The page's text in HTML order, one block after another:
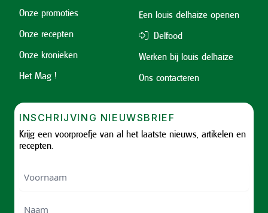
Onze promoties
Onze recepten
Onze kronieken
Het Mag !
Een louis delhaize openen
Delfood
Werken bij louis delhaize
Ons contacteren
INSCHRIJVING NIEUWSBRIEF
Krijg een voorproefje van al het laatste nieuws, artikelen en
recepten.